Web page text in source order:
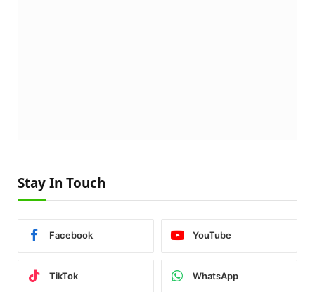
Stay In Touch
Facebook YouTube
TikTok WhatsApp